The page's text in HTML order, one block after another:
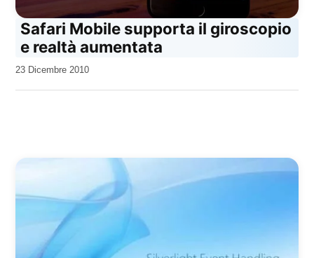
Safari Mobile supporta il giroscopio
e realtà aumentata
da
23 Dicembre 2010